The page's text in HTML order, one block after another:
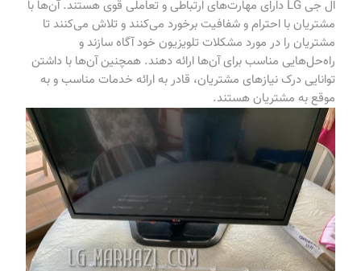
ال جی LG دارای مهارت‌های ارتباطی و تعاملی قوی هستند. آن‌ها با
مشتریان با احترام و شفافیت برخورد می‌کنند و تلاش می‌کنند تا
مشتریان را در مورد مشکلات تلویزیون خود آگاه سازند و
راه‌حل‌هایی مناسب برای آن‌ها ارائه دهند. همچنین آن‌ها با داشتن
توانایی درک نیازهای مشتریان، قادر به ارائه خدمات مناسب و به
موقع به مشتریان هستند.